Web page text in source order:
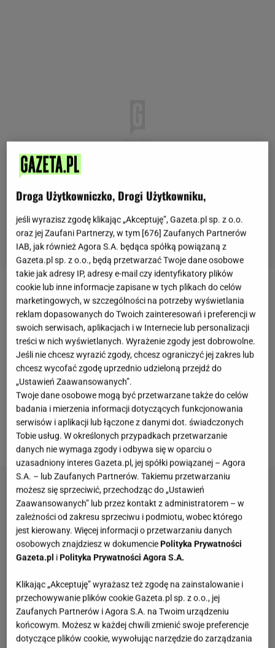
Proziaki to kulinarna klasyka, która przetrwała
pokolenia. Wypiekane niegdyś na blasze wpiecu,
dziś z powodzeniem można przygotować na suchej
patelni.Sekretem ich puszystości jest soda, która
zastępuje drożdże i pozwala na błyskawiczne
gotowanie.Oto sprawdzony
wskazówki, jak je podać – na słodko lubsłono. To
idealna opcja dla zabieganych lub tych, którzy
szukają alternatywy dlapieczywa .
Droga Użytkowniczko, Drogi Użytkowniku,
jeśli wyrazisz zgodę klikając „Akceptuję”, Gazeta.pl sp. z o.o.
oraz jej Zaufani Partnerzy, w tym [676] Zaufanych Partnerów
IAB, jak również Agora S.A. będąca spółką powiązaną z
Gazeta.pl sp. z o.o., będą przetwarzać Twoje dane osobowe
takie jak adresy IP, adresy e-mail czy identyfikatory plików
cookie lub inne informacje zapisane w tych plikach do celów
marketingowych, w szczególności na potrzeby wyświetlania
reklam dopasowanych do Twoich zainteresowań i preferencji w
swoich serwisach, aplikacjach i w Internecie lub personalizacji
treści w nich wyświetlanych. Wyrażenie zgody jest dobrowolne.
Jeśli nie chcesz wyrazić zgody, chcesz ograniczyć jej zakres lub
chcesz wycofać zgodę uprzednio udzieloną przejdź do
„Ustawień Zaawansowanych”.
Twoje dane osobowe mogą być przetwarzane także do celów
badania i mierzenia informacji dotyczących funkcjonowania
serwisów i aplikacji lub łączone z danymi dot. świadczonych
Tobie usług. W określonych przypadkach przetwarzanie
danych nie wymaga zgody i odbywa się w oparciu o
uzasadniony interes Gazeta.pl, jej spółki powiązanej – Agora
S.A. – lub Zaufanych Partnerów. Takiemu przetwarzaniu
możesz się sprzeciwić, przechodząc do „Ustawień
Zaawansowanych” lub przez kontakt z administratorem – w
zależności od zakresu sprzeciwu i podmiotu, wobec którego
jest kierowany. Więcej informacji o przetwarzaniu danych
osobowych znajdziesz w dokumencie Polityka Prywatności
Gazeta.pl i Polityka Prywatności Agora S.A.
Klikając „Akceptuję” wyrażasz też zgodę na zainstalowanie i
przechowywanie plików cookie Gazeta.pl sp. z o.o., jej
Zaufanych Partnerów i Agora S.A. na Twoim urządzeniu
końcowym. Możesz w każdej chwili zmienić swoje preferencje
dotyczące plików cookie, wywołując narzędzie do zarządzania